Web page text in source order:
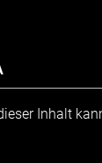
Inhalt